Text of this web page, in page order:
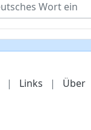
| Links | Über